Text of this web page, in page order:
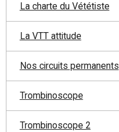
La charte du Vététiste
La VTT attitude
Nos circuits permanents
Trombinoscope
Trombinoscope 2